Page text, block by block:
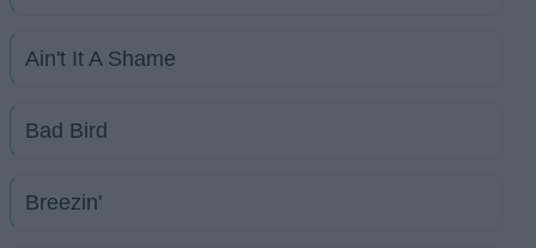
Ain't It A Shame
Bad Bird
Breezin'